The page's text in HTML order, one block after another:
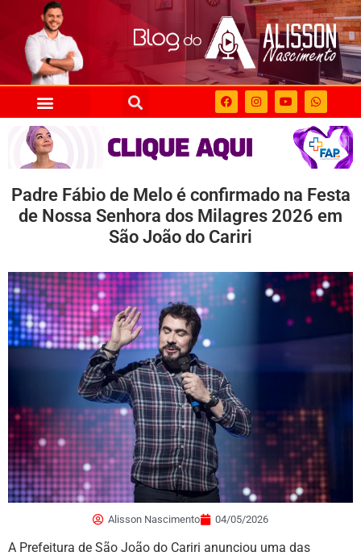
Padre Fábio de Melo é confirmado na Festa
de Nossa Senhora dos Milagres 2026 em
São João do Cariri
Alisson Nascimento 04/05/2026
A Prefeitura de São João do Cariri anunciou uma das